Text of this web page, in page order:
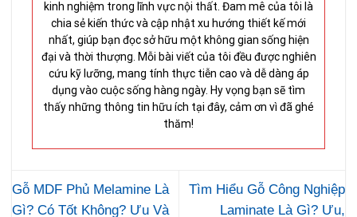
kinh nghiệm trong lĩnh vực nội thất. Đam mê của tôi là
chia sẻ kiến thức và cập nhật xu hướng thiết kế mới
nhất, giúp bạn đọc sở hữu một không gian sống hiện
đại và thời thượng. Mỗi bài viết của tôi đều được nghiên
cứu kỹ lưỡng, mang tính thực tiễn cao và dễ dàng áp
dụng vào cuộc sống hàng ngày. Hy vọng bạn sẽ tìm
thấy những thông tin hữu ích tại đây, cảm ơn vì đã ghé
thăm!
Gỗ MDF Phủ Melamine Là
Gì? Có Tốt Không? Ưu Và
Tìm Hiểu Gỗ Công Nghiệp
Laminate Là Gì? Ưu,